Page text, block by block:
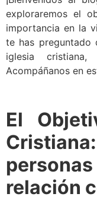
exploraremos el
importancia en la
te has preguntado
iglesia
Acompáñanos en
El
relación